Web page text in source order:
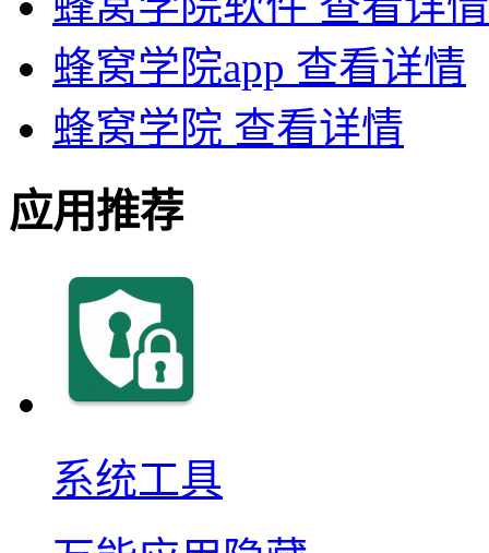
蜂窝学院app 查看详情
蜂窝学院 查看详情
应用推荐
系统工具